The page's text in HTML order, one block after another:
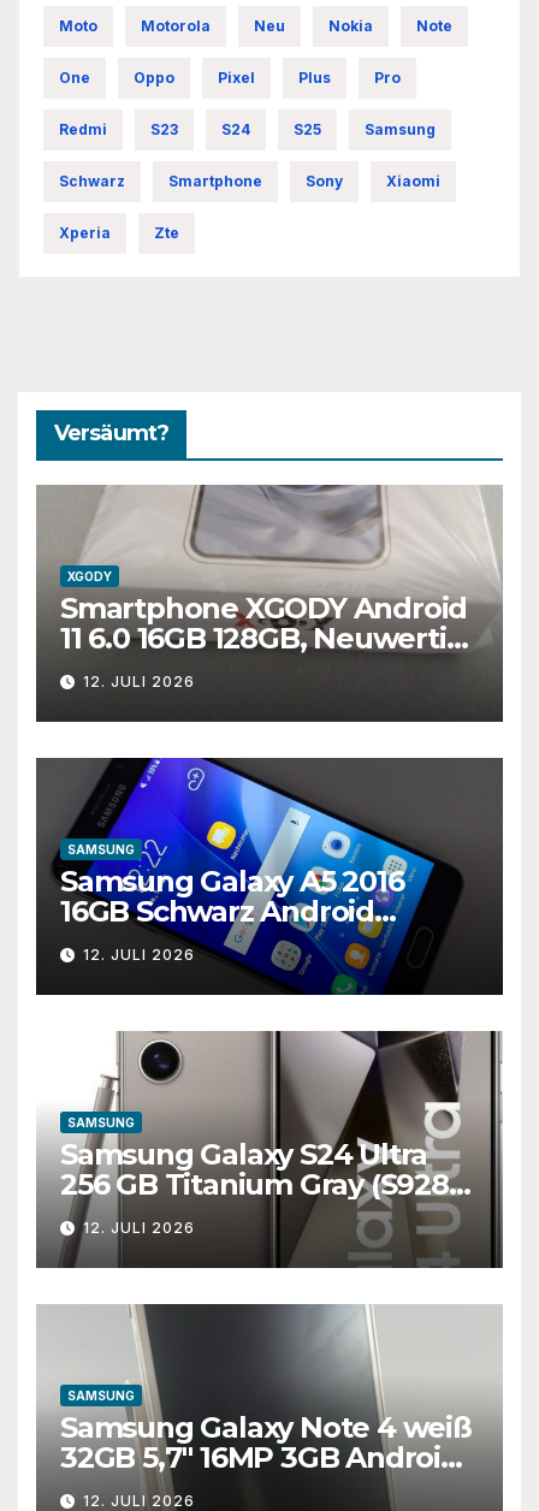
Moto Motorola Neu Nokia Note
One Oppo Pixel Plus Pro
Redmi S23 S24 S25 Samsung
Schwarz Smartphone Sony Xiaomi
Xperia Zte
Versäumt?
XGODY
Smartphone XGODY Android
11 6.0 16GB 128GB, Neuwertig ,
Ohne Vertrag
12. JULI 2026
SAMSUNG
Samsung Galaxy A5 2016
16GB Schwarz Android
Smartphone A510F
12. JULI 2026
SAMSUNG
Samsung Galaxy S24 Ultra
256 GB Titanium Gray (S928B)
Dual-SIM Smartphone
12. JULI 2026
SAMSUNG
Samsung Galaxy Note 4 weiß
32GB 5,7″ 16MP 3GB Android
Smartphone defekt #A
12. JULI 2026